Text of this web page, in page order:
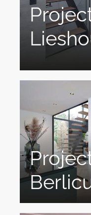
Minimalistische
FritsJurgens
Unieke Glazen
FritsJurgens